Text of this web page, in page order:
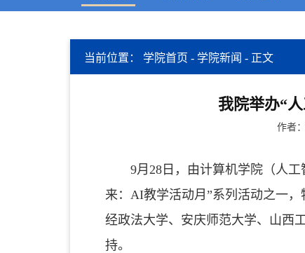
当前位置： 学院首页 - 学院新闻 - 正文
我院举办“
作者
9月28日，由计算机学院（人
来：AI教学活动月”系列活动之一
经政法大学、安庆师范大学、山西
持。